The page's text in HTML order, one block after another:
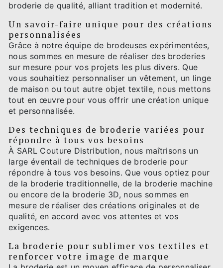
broderie de qualité, alliant tradition et modernité.
Un savoir-faire unique pour des créations
personnalisées
Grâce à notre équipe de brodeuses expérimentées,
nous sommes en mesure de réaliser des broderies
sur mesure pour vos projets les plus divers. Que
vous souhaitiez personnaliser un vêtement, un linge
de maison ou tout autre objet textile, nous mettons
tout en œuvre pour vous offrir une création unique
et personnalisée.
Des techniques de broderie variées pour
répondre à tous vos besoins
À SARL Couture Distribution, nous maîtrisons un
large éventail de techniques de broderie pour
répondre à tous vos besoins. Que vous optiez pour
de la broderie traditionnelle, de la broderie machine
ou encore de la broderie 3D, nous sommes en
mesure de réaliser des créations originales et de
qualité, en accord avec vos attentes et vos
exigences.
La broderie pour sublimer vos textiles et
renforcer votre image de marque